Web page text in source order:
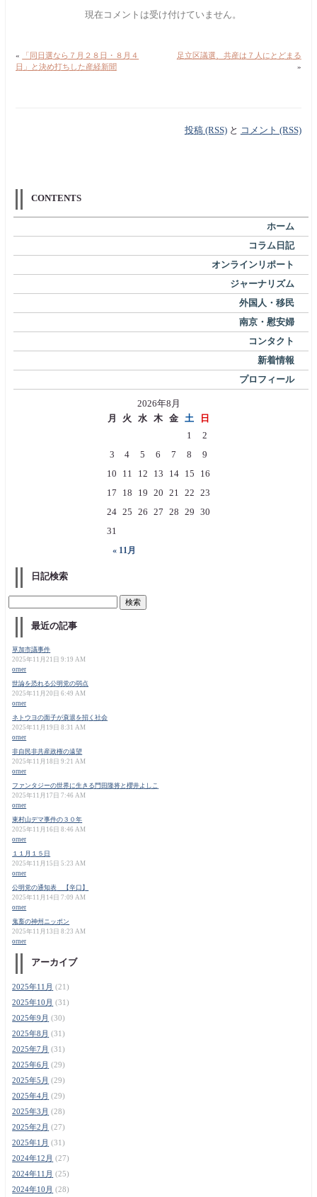
現在コメントは受け付けていません。
«
「同日選なら７月２８日・８月４
日」と決め打ちした産経新聞
足立区議選、共産は７人にとどまる
»
投稿 (RSS)と コメント (RSS)
CONTENTS
ホーム
コラム日記
オンラインリポート
ジャーナリズム
外国人・移民
南京・慰安婦
コンタクト
新着情報
プロフィール
2026年8月
月
火 水 木 金 土 日
« 11月
1
2
3
4 5 6 7 8
9
10
11 12 13 14 15
16
17
18 19 20 21 22 23
24 25 26 27 28 29 30
31
日記検索
最近の記事
草加市議事件
2025年11月21日 9:19 AM
orner
世論を恐れる公明党の弱点
2025年11月20日 6:49 AM
orner
ネトウヨの面子が衰退を招く社会
2025年11月19日 8:31 AM
orner
非自民非共産政権の遠望
2025年11月18日 9:21 AM
orner
ファンタジーの世界に生きる門田隆将と櫻井よしこ
2025年11月17日 7:46 AM
orner
東村山デマ事件の３０年
2025年11月16日 8:46 AM
orner
１１月１５日
2025年11月15日 5:23 AM
orner
公明党の通知表 【辛口】
2025年11月14日 7:09 AM
orner
鬼畜の神州ニッポン
2025年11月13日 8:23 AM
orner
アーカイブ
2025年11月 (21)
2025年10月 (31)
2025年9月 (30)
2025年8月 (31)
2025年7月 (31)
2025年6月 (29)
2025年5月 (29)
2025年4月 (29)
2025年3月 (28)
2025年2月 (27)
2025年1月 (31)
2024年12月 (27)
2024年11月 (25)
2024年10月 (28)